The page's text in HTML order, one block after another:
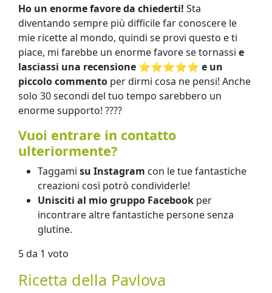
Ho un enorme favore da chiederti! Sta
diventando sempre più difficile far conoscere le
mie ricette al mondo, quindi se provi questo e ti
piace, mi farebbe un enorme favore se tornassi e
lasciassi una recensione ⭐️⭐️⭐️⭐️⭐️ e un
piccolo commento per dirmi cosa ne pensi! Anche
solo 30 secondi del tuo tempo sarebbero un
enorme supporto! ????
Vuoi entrare in contatto
ulteriormente?
Taggami su Instagram con le tue fantastiche
creazioni così potrò condividerle!
Unisciti al mio gruppo Facebook per
incontrare altre fantastiche persone senza
glutine.
5 da 1 voto
Ricetta della Pavlova